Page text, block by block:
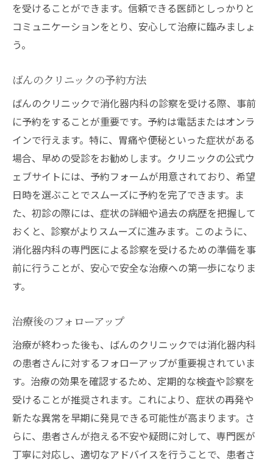
を受けることができます。信頼できる医師としっかりと
コミュニケーションをとり、安心して治療に臨みましょ
う。
ばんのクリニックの予約方法
ばんのクリニックで消化器内科の診察を受ける際、事前
に予約をすることが重要です。予約は電話またはオンラ
インで行えます。特に、胃痛や便秘といった症状がある
場合、早めの受診をお勧めします。クリニックの公式ウ
ェブサイトには、予約フォームが用意されており、希望
日時を選ぶことでスムーズに予約を完了できます。ま
た、初診の際には、症状の詳細や過去の病歴を把握して
おくと、診察がよりスムーズに進みます。このように、
消化器内科の専門医による診察を受けるための準備を事
前に行うことが、安心で安全な治療への第一歩になりま
す。
治療後のフォローアップ
治療が終わった後も、ばんのクリニックでは消化器内科
の患者さんに対するフォローアップが重要視されていま
す。治療の効果を確認するため、定期的な検査や診察を
受けることが推奨されます。これにより、症状の再発や
新たな異常を早期に発見できる可能性が高まります。さ
らに、患者さんが抱える不安や疑問に対して、専門医が
丁寧に対応し、適切なアドバイスを行うことで、患者さ